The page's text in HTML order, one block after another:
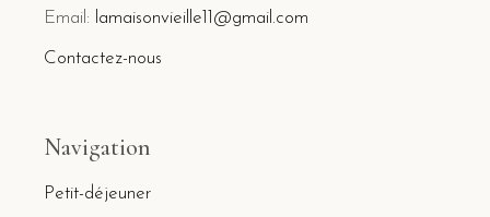
Email: lamaisonvieille11@gmail.com
Contactez-nous
Navigation
Petit-déjeuner